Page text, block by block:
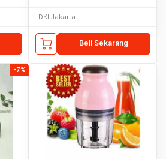
DKI Jakarta
Beli Sekarang
-7%